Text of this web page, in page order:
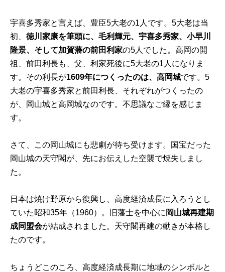
宇喜多秀家と言えば、豊臣5大老の1人です。5大老は当
初、徳川家康を筆頭に、毛利輝元、宇喜多秀家、小早川
隆景、そして加賀藩の前田利家の5人でした。高岡の開
祖、前田利長も、父、利家死後に5大老の1人になりま
す。その利長が1609年につくったのは、高岡城です。5
大老の宇喜多秀家と前田利長、それぞれがつくったの
が、岡山城と高岡城なのです。不思議なご縁を感じま
す。
さて、この岡山城にも悲劇が待ち受けます。国宝だった
岡山城の天守閣が、先にお伝えした空襲で焼失しまし
た。
日本は焼け野原から復興し、高度経済成長に入ろうとし
ていた昭和35年（1960）。旧藩士を中心に 岡山城再建期
成同盟会が結成されました。天守閣再建の動きが本格し
たのです。
ちょうどこのころ、高度経済成長期に地域のシンボルと